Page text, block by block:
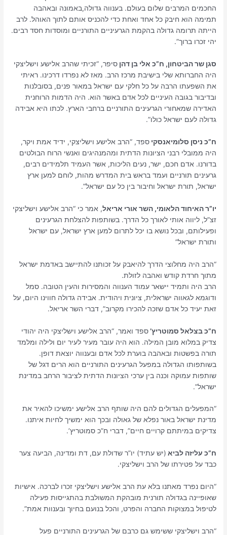
החכמים המרבים שלום בעולם. בענווה גדולה,באמונה ובאהבה
תמימה הוא חיבק כל אחד ואחת כדי להכניס אותם לתוך האוהל. ‏לרב
הייתה תרומה גדולה בהקמת הגרעיניים התורניים ומוסדות חסד רבים.
‏יהי זכרו ברוך”.
סגן שר הביטחון, ח”כ אלי בן דהןסיפר, “זכיתי שהרב אלישע וישליצקי
היה החברותא שלי בישיבת מרכז הרב. מאז לא נפרדו דרכינו. ראיתי
את השפעתו הרבה על כל חלקי עם ישראל במאור פנים, בסובלנות
ובדיבור בגובה העיניים לכל אדם באשר הוא. היה הדמות הרוחנית
האדירה שמאחורי הגרעינים התורניים ברחבי הארץ. לכתו היא אבידה
גדולה לעם ישראל כולו”.
ח”כ ניסן סלומיאנסקיספד, “הרב אלישע וישליצקי, ידיד אמת ויקר,
היה ממובלי רבני הציונות הדתית ומהמנהיגים ואנשי הרוח הבולטים
בדורנו. אדם חכם, ישר, נעים הליכות, אשר העמיד תלמידים רבים,
גרעינים תורניים ועמד בראש בית המדרש מהות, לוחם למען ארץ
ישראל, תורת ישראל וחיבור בין כל עם ישראל”.
יו”ר האיחוד הלאומי, השר אורי אריאל, אמר כי “הרב אלישע וישליצקי
זצ”ל, ליווה אותי לאורך כל הדרך. בשותפות להצלחת הגרעינים
ופעילותם, ובכל נושא בו יכל לתרום למען ארץ ישראל, עם ישראל
ותורת ישראל”
“הרב היה מחלוצי הדרך להיאבק על זכותנו להתיישב באדמת ישראל
מתוך חרדת קודש ואהבה לזולת.
הרב היה ותמיד יישאר עמוד הענווה והמסירות והעין הטובה. סמל
ודוגמא לגאווה ישראלית, ציונית ויהודית. אבידה גדולה חווינו היום, על
זאת יעיד כל אדם שזכה להכירו מקרוב”, דברי השר אריאל.
ח”כ בצלאל סמוטריץ’ספד ואמר, “הרב אלישע וישליצקי היה יהודי
צדיק במלוא מובן המילה. הוא היה עובר מעיר לעיר יום ולילה ומלמד
תורה בפשטות ובאהבה בוערת לכל אדם ובענווה יוצאת דופן.
בשותפותו הגדולה במפעל הגרעינים התורניים הוא הרים דגל של
שותפות עמוקה וכנה בין ערכי הציונות הדתית לציבור הרחב במדינת
ישראל”.
“המפעלים הגדולים להם היה שותף הרב אלישע ימשיכו להאיר את
מדינת ישראל באור נפלא של גאולה ובכך הוא ימשיך לחיות איתנו.
צדיקים במיתתם קרויים חיים”, דברי ח”כ סמוטריץ’.
ח”כ עליזה לביא (יש עתיד) יו”ר שדולת עם, דת ומדינה, הביעה צער
כבד על פטירתו של הרב וישליצקי.
“היום נפרד מאתנו בלא עת הרב אלישע וישליצקי זכרו לברכה. אישיות
שאופיינה בגדולה תורנית מובהקת המשולבת בהתגייסות פעילה
לטיפול במצוקות החברה והפרט, והכל בנועם בחיוך ובענוות אמת”.
“הרב וישליצקי ששימש גם כרבם של הגרעינים התורניים פעל